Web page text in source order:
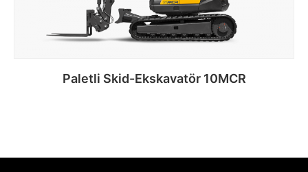
Paletli Skid-Ekskavatör 10MCR